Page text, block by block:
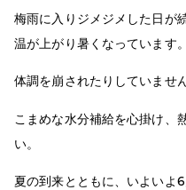
梅雨に入りジメジメした日が
温が上がり暑くなっています。
体調を崩されたりしていませ
こまめな水分補給を心掛け、
い。
夏の到来とともに、いよいよ